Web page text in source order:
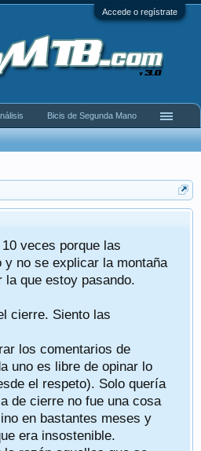
Accede o regístrate
veces porque las
y no se explicar la montaña
la que estoy pasando.
cierre. Siento las
los comentarios de
uno es libre de opinar lo
el respeto). Solo quería
de cierre no fue una cosa
en bastantes meses y
era insostenible.
Bicis de Segunda Mano